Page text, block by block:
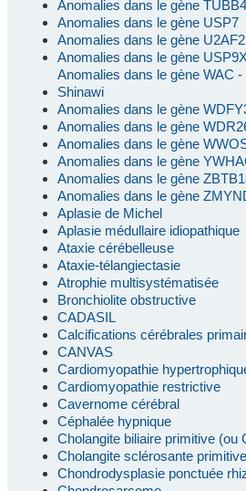
Anomalies dans le gène
Anomalies dans le gène USP7
Anomalies dans le gène U2AF2
Anomalies dans le gène
Anomalies dans le gène WAC
Shinawi
Anomalies dans le gène
Anomalies dans le gène
Anomalies dans le gène
Anomalies dans le gène
Anomalies dans le gène
Anomalies dans le gène
Aplasie de Michel
Aplasie médullaire idiopathique
Ataxie cérébelleuse
Ataxie-télangiectasie
Atrophie multisystématisée
Bronchiolite obstructive
CADASIL
Calcifications cérébrales
CANVAS
Cardiomyopathie
Cardiomyopathie restrictive
Cavernome cérébral
Céphalée hypnique
Cholangite biliaire primitive (ou
Cholangite sclérosante primitive
Chondrodysplasie ponctuée